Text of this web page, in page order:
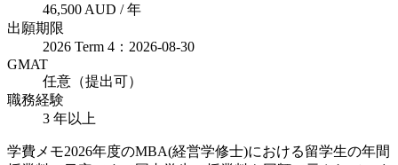
46,500 AUD / 年
出願期限
2026 Term 4：2026-08-30
GMAT
任意（提出可）
職務経験
3 年以上
学費メモ2026年度のMBA(経営学修士)における留学生の年間